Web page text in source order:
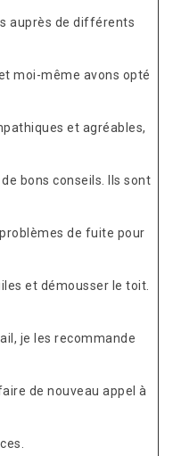
auprès de différents
moi-même avons opté
et agréables,
bons conseils. Ils sont
de fuite pour
et démousser le toit.
je les recommande
de nouveau appel à